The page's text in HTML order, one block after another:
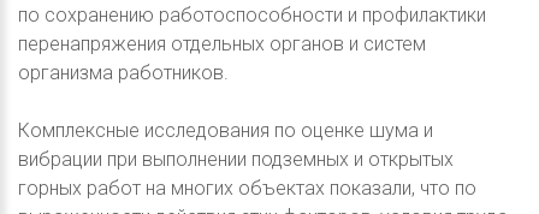
по сохранению работоспособности и профилактики
перенапряжения отдельных органов и систем
организма работников.
Комплексные исследования по оценке шума и
вибрации при выполнении подземных и открытых
горных работ на многих объектах показали, что по